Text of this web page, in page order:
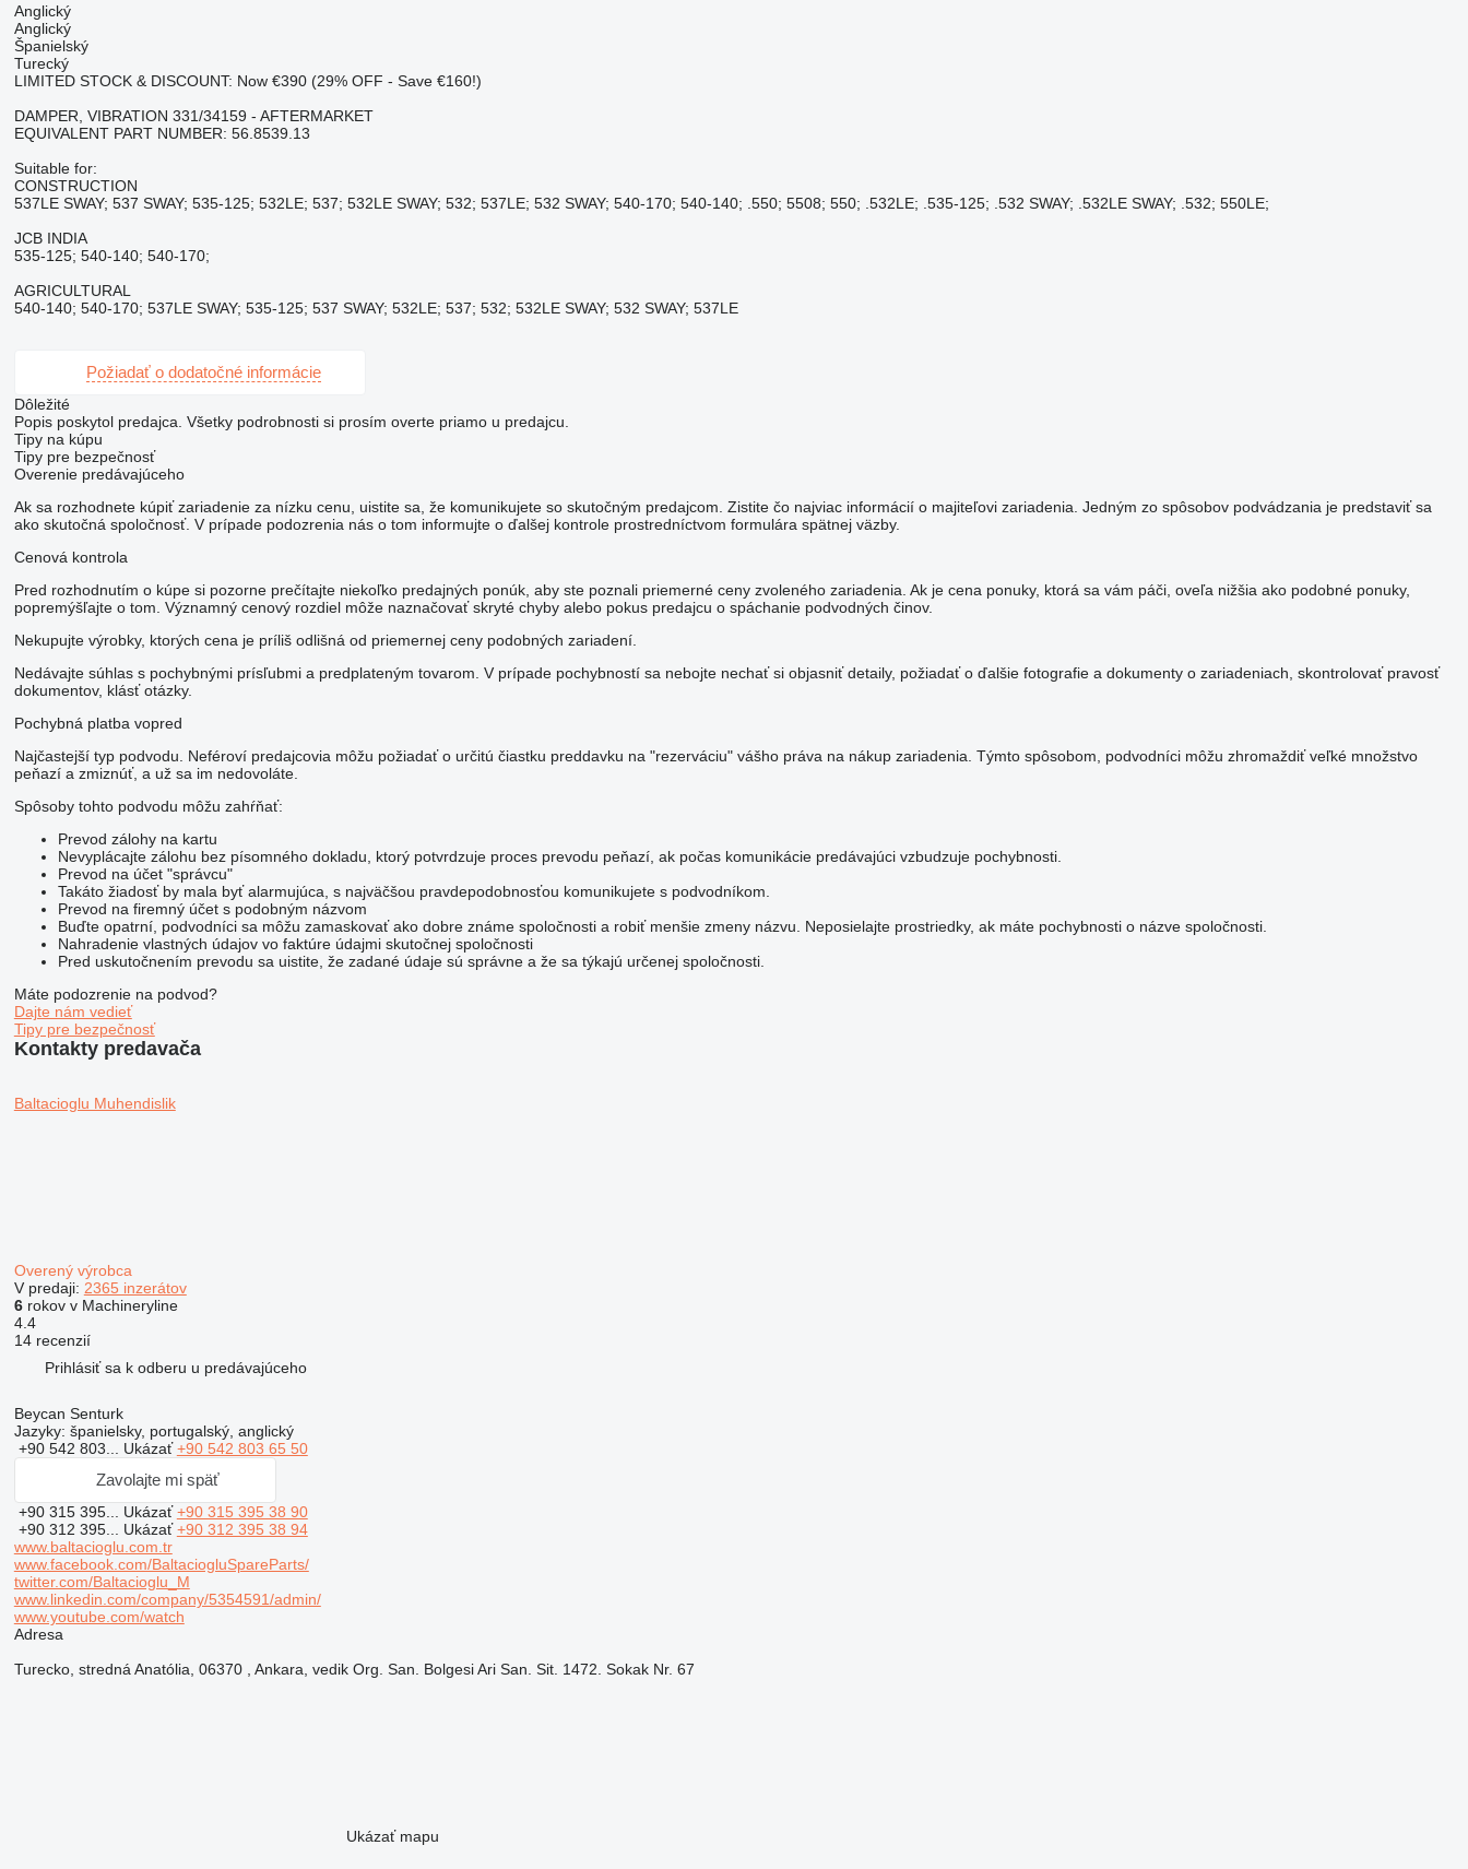
Anglický
Anglický
Španielský
Turecký
LIMITED STOCK & DISCOUNT: Now €390 (29% OFF - Save €160!)
DAMPER, VIBRATION 331/34159 - AFTERMARKET
EQUIVALENT PART NUMBER: 56.8539.13
Suitable for:
CONSTRUCTION
537LE SWAY; 537 SWAY; 535-125; 532LE; 537; 532LE SWAY; 532; 537LE; 532 SWAY; 540-170; 540-140; .550; 5508; 550; .532LE; .535-125; .532 SWAY; .532LE SWAY; .532; 550LE;
JCB INDIA
535-125; 540-140; 540-170;
AGRICULTURAL
540-140; 540-170; 537LE SWAY; 535-125; 537 SWAY; 532LE; 537; 532; 532LE SWAY; 532 SWAY; 537LE
Požiadať o dodatočné informácie
Dôležité
Popis poskytol predajca. Všetky podrobnosti si prosím overte priamo u predajcu.
Tipy na kúpu
Tipy pre bezpečnosť
Overenie predávajúceho
Ak sa rozhodnete kúpiť zariadenie za nízku cenu, uistite sa, že komunikujete so skutočným predajcom. Zistite čo najviac informácií o majiteľovi zariadenia. Jedným zo spôsobov podvádzania je predstaviť sa
ako skutočná spoločnosť. V prípade podozrenia nás o tom informujte o ďalšej kontrole prostredníctvom formulára spätnej väzby.
Cenová kontrola
Pred rozhodnutím o kúpe si pozorne prečítajte niekoľko predajných ponúk, aby ste poznali priemerné ceny zvoleného zariadenia. Ak je cena ponuky, ktorá sa vám páči, oveľa nižšia ako podobné ponuky,
popremýšľajte o tom. Významný cenový rozdiel môže naznačovať skryté chyby alebo pokus predajcu o spáchanie podvodných činov.
Nekupujte výrobky, ktorých cena je príliš odlišná od priemernej ceny podobných zariadení.
Nedávajte súhlas s pochybnými prísľubmi a predplateným tovarom. V prípade pochybností sa nebojte nechať si objasniť detaily, požiadať o ďalšie fotografie a dokumenty o zariadeniach, skontrolovať pravosť
dokumentov, klásť otázky.
Pochybná platba vopred
Najčastejší typ podvodu. Neféroví predajcovia môžu požiadať o určitú čiastku preddavku na "rezerváciu" vášho práva na nákup zariadenia. Týmto spôsobom, podvodníci môžu zhromaždiť veľké množstvo
peňazí a zmiznúť, a už sa im nedovoláte.
Spôsoby tohto podvodu môžu zahŕňať:
Prevod zálohy na kartu
Nevyplácajte zálohu bez písomného dokladu, ktorý potvrdzuje proces prevodu peňazí, ak počas komunikácie predávajúci vzbudzuje pochybnosti.
Prevod na účet "správcu"
Takáto žiadosť by mala byť alarmujúca, s najväčšou pravdepodobnosťou komunikujete s podvodníkom.
Prevod na firemný účet s podobným názvom
Buďte opatrní, podvodníci sa môžu zamaskovať ako dobre známe spoločnosti a robiť menšie zmeny názvu. Neposielajte prostriedky, ak máte pochybnosti o názve spoločnosti.
Nahradenie vlastných údajov vo faktúre údajmi skutočnej spoločnosti
Pred uskutočnením prevodu sa uistite, že zadané údaje sú správne a že sa týkajú určenej spoločnosti.
Máte podozrenie na podvod?
Dajte nám vedieť
Tipy pre bezpečnosť
Kontakty predavača
Baltacioglu Muhendislik
Overený výrobca
V predaji: 2365 inzerátov
6rokov v Machineryline
4.4
14 recenzií
Prihlásiť sa k odberu u predávajúceho
Beycan Senturk
Jazyky: španielsky, portugalský, anglický
+90 542 803... Ukázať+90 542 803 65 50
Zavolajte mi späť
+90 315 395... Ukázať+90 315 395 38 90
+90 312 395... Ukázať+90 312 395 38 94
www.baltacioglu.com.tr
www.facebook.com/BaltaciogluSpareParts/
twitter.com/Baltacioglu_M
www.linkedin.com/company/5354591/admin/
www.youtube.com/watch
Adresa
Turecko, stredná Anatólia, 06370 , Ankara, vedik Org. San. Bolgesi Ari San. Sit. 1472. Sokak Nr. 67
Ukázať mapu